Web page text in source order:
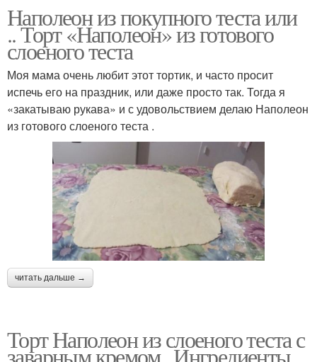
Наполеон из покупного теста или
.. Торт «Наполеон» из готового
слоеного теста
Моя мама очень любит этот тортик, и часто просит
испечь его на праздник, или даже просто так. Тогда я
«закатываю рукава» и с удовольствием делаю Наполеон
из готового слоеного теста .
читать дальше →
Торт Наполеон из слоеного теста с